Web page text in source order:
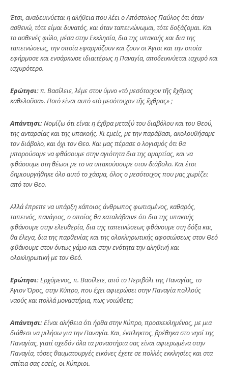
Έτσι, αναδεικνύεται η αλήθεια που λέει ο Απόστολος Παύλος ότι όταν
ασθενώ, τότε είμαι δυνατός, και όταν ταπεινώνωμαι, τότε δοξάζομαι. Και
το ασθενές φύλο, μέσα στην Εκκλησία, δια της υπακοής και δια της
ταπεινώσεως, την οποία εφαρμόζουν και ζουν οι Άγιοι και την οποία
εφήρμοσε και ενσάρκωσε ιδιαιτέρως η Παναγία, αποδεικνύεται ισχυρό και
ισχυρότερο.
Ερώτησι:π. Βασίλειε, λέμε στον ύμνο «τὸ μεσότοιχον τῆς ἔχθρας
καθελοῦσα». Ποιό είναι αυτό «τὸ μεσότοιχον τῆς ἔχθρας» ;
Απάντησι:Νομίζω ότι είναι η έχθρα μεταξύ του διαβόλου και του Θεού,
της ανταρσίας και της υπακοής. Κι εμείς, με την παράβασι, ακολουθήσαμε
τον διάβολο, και όχι τον Θεο. Και μας πέρασε ο λογισμός ότι θα
μπορούσαμε να φθάσουμε στην αγιότητα δια της αμαρτίας, και να
φθάσουμε στη θέωσι με το να υπακούσουμε στον διάβολο. Και έτσι
δημιουργήθηκε όλο αυτό το χάσμα, όλος ο μεσότοιχος που μας χωρίζει
από τον Θεο.
Αλλά έπρεπε να υπάρξη κάποιος άνθρωπος φωτισμένος, καθαρός,
ταπεινός, πανάγιος, ο οποίος θα καταλάβαινε ότι δια της υπακοής
φθάνουμε στην ελευθερία, δια της ταπεινώσεως φθάνουμε στη δόξα και,
θα έλεγα, δια της παρθενίας και της ολοκληρωτικής αφοσιώσεως στον Θεό
φθάνουμε στον όντως γάμο και στην ενότητα την αληθινή και
ολοκληρωτική με τον Θεό.
Ερώτησι:Ερχόμενος, π. Βασίλειε, από το Περιβόλι της Παναγίας, το
Άγιον Όρος, στην Κύπρο, που έχει αφιερώσει στην Παναγία πολλούς
ναούς και πολλά μοναστήρια, πως νοιώθετε;
Απάντησι:Είναι αλήθεια ότι ήρθα στην Κύπρο, προσκεκλημένος, με μια
διάθεσι να μιλήσω για την Παναγία. Και, έκπληκτος, βρέθηκα στο νησί της
Παναγίας, γιατί σχεδόν όλα τα μοναστήρια σας είναι αφιερωμένα στην
Παναγία, τόσες θαυματουργές εικόνες έχετε σε πολλές εκκλησίες και στα
σπίτια σας εσείς, οι Κύπριοι.